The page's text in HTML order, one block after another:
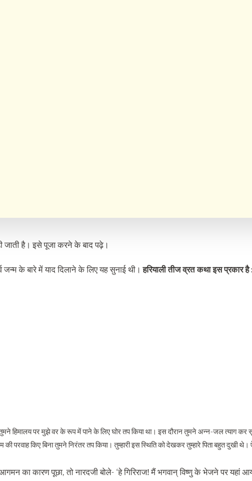
जाती है। इसे पूजा करने के बाद पढ़े।
जन्म के बारे में याद दिलाने के लिए यह सुनाई थी।हरियाली तीज व्रत कथा इस प्रकार है
हिमालय पर मुझे वर के रूप में पाने के लिए घोर तप किया था। इस दौरान तुमने अन्न-जल त्याग कर
परवाह किए बिना तुमने निरंतर तप किया। तुम्हारी इस स्थिति को देखकर तुम्हारे पिता बहुत दुखी थे।
का कारण पूछा, तो नारदजी बोले- ‘हे गिरिराज! मैं भगवान् विष्णु के भेजने पर यहां